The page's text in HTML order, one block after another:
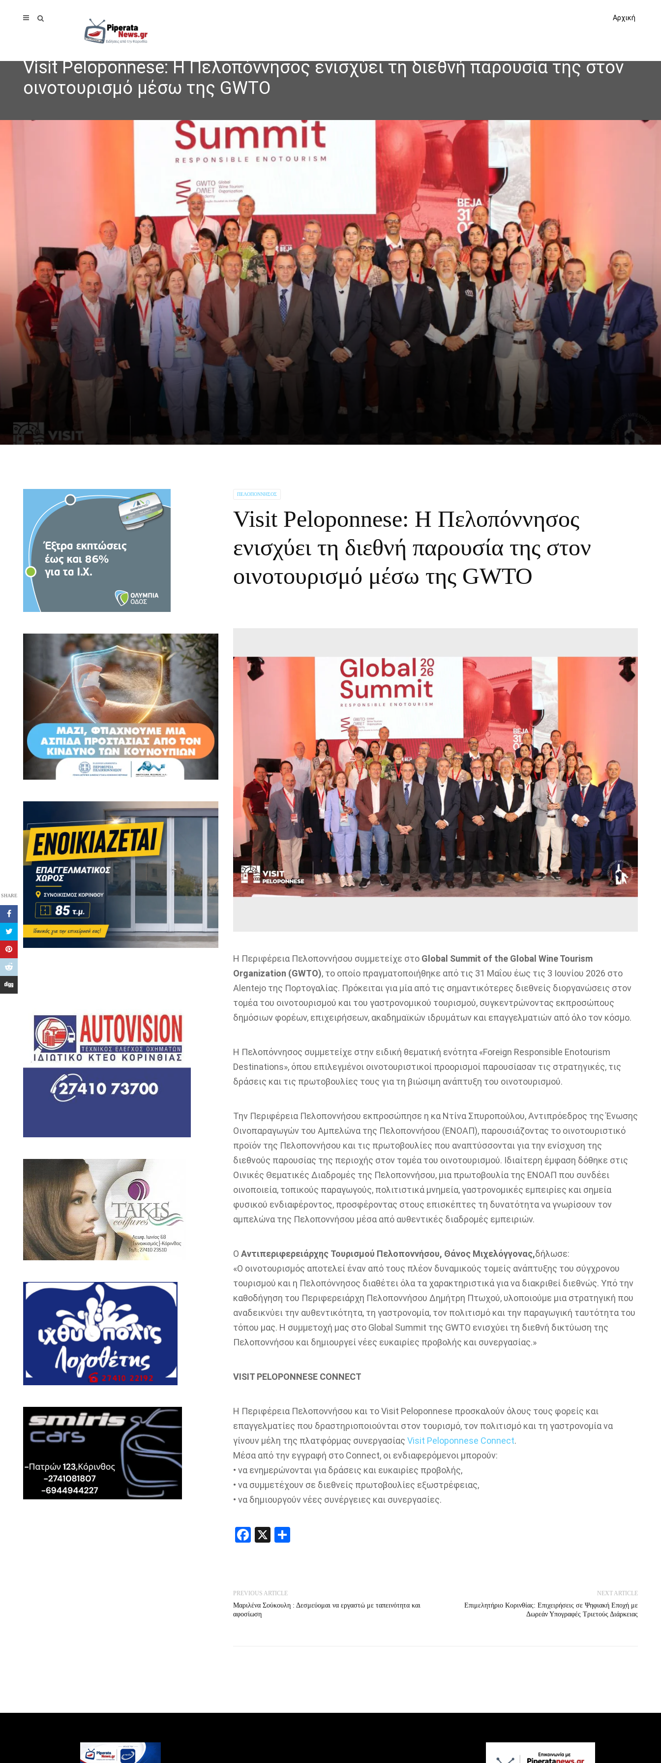
Αρχική
Visit Peloponnese: Η Πελοπόννησος ενισχύει τη διεθνή παρουσία της στον
οινοτουρισμό μέσω της GWTO
ΠΕΛΟΠΌΝΝΗΣΟΣ
Visit Peloponnese: Η Πελοπόννησος
ενισχύει τη διεθνή παρουσία της στον
οινοτουρισμό μέσω της GWTO
SHARE
Η Περιφέρεια Πελοποννήσου συμμετείχε στο Global Summit of the Global Wine Tourism
Organization (GWTO), το οποίο πραγματοποιήθηκε από τις 31 Μαΐου έως τις 3 Ιουνίου 2026 στο
Alentejo της Πορτογαλίας. Πρόκειται για μία από τις σημαντικότερες διεθνείς διοργανώσεις στον
τομέα του οινοτουρισμού και του γαστρονομικού τουρισμού, συγκεντρώνοντας εκπροσώπους
δημόσιων φορέων, επιχειρήσεων, ακαδημαϊκών ιδρυμάτων και επαγγελματιών από όλο τον κόσμο.
Η Πελοπόννησος συμμετείχε στην ειδική θεματική ενότητα «Foreign Responsible Enotourism
Destinations», όπου επιλεγμένοι οινοτουριστικοί προορισμοί παρουσίασαν τις στρατηγικές, τις
δράσεις και τις πρωτοβουλίες τους για τη βιώσιμη ανάπτυξη του οινοτουρισμού.
Την Περιφέρεια Πελοποννήσου εκπροσώπησε η κα Ντίνα Σπυροπούλου, Αντιπρόεδρος της Ένωσης
Οινοπαραγωγών του Αμπελώνα της Πελοποννήσου (ΕΝΟΑΠ), παρουσιάζοντας το οινοτουριστικό
προϊόν της Πελοποννήσου και τις πρωτοβουλίες που αναπτύσσονται για την ενίσχυση της
διεθνούς παρουσίας της περιοχής στον τομέα του οινοτουρισμού. Ιδιαίτερη έμφαση δόθηκε στις
Οινικές Θεματικές Διαδρομές της Πελοποννήσου, μια πρωτοβουλία της ΕΝΟΑΠ που συνδέει
οινοποιεία, τοπικούς παραγωγούς, πολιτιστικά μνημεία, γαστρονομικές εμπειρίες και σημεία
φυσικού ενδιαφέροντος, προσφέροντας στους επισκέπτες τη δυνατότητα να γνωρίσουν τον
αμπελώνα της Πελοποννήσου μέσα από αυθεντικές διαδρομές εμπειριών.
Ο Αντιπεριφερειάρχης Τουρισμού Πελοποννήσου, Θάνος Μιχελόγγονας,δήλωσε:
«Ο οινοτουρισμός αποτελεί έναν από τους πλέον δυναμικούς τομείς ανάπτυξης του σύγχρονου
τουρισμού και η Πελοπόννησος διαθέτει όλα τα χαρακτηριστικά για να διακριθεί διεθνώς. Υπό την
καθοδήγηση του Περιφερειάρχη Πελοποννήσου Δημήτρη Πτωχού, υλοποιούμε μια στρατηγική που
αναδεικνύει την αυθεντικότητα, τη γαστρονομία, τον πολιτισμό και την παραγωγική ταυτότητα του
τόπου μας. Η συμμετοχή μας στο Global Summit της GWTO ενισχύει τη διεθνή δικτύωση της
Πελοποννήσου και δημιουργεί νέες ευκαιρίες προβολής και συνεργασίας.»
VISIT PELOPONNESE CONNECT
Η Περιφέρεια Πελοποννήσου και το Visit Peloponnese προσκαλούν όλους τους φορείς και
επαγγελματίες που δραστηριοποιούνται στον τουρισμό, τον πολιτισμό και τη γαστρονομία να
γίνουν μέλη της πλατφόρμας συνεργασίας Visit Peloponnese Connect.
Μέσα από την εγγραφή στο Connect, οι ενδιαφερόμενοι μπορούν:
• να ενημερώνονται για δράσεις και ευκαιρίες προβολής,
• να συμμετέχουν σε διεθνείς πρωτοβουλίες εξωστρέφειας,
• να δημιουργούν νέες συνέργειες και συνεργασίες.
Facebook
X
PREVIOUS ARTICLE
Μαριλένα Σούκουλη : Δεσμεύομαι να εργαστώ με ταπεινότητα και
αφοσίωση
NEXT ARTICLE
Eπιμελητήριο Κορινθίας: Επιχειρήσεις σε Ψηφιακή Εποχή με
Δωρεάν Υπογραφές Τριετούς Διάρκειας